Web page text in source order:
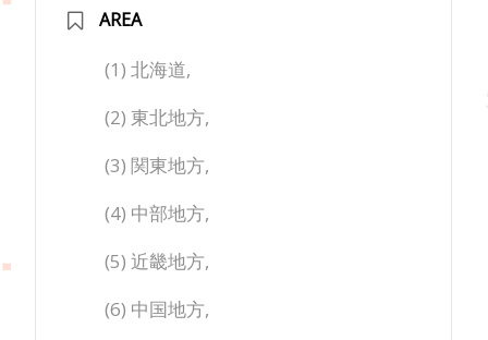
AREA
(1) 北海道,
(2) 東北地方,
(3) 関東地方,
(4) 中部地方,
(5) 近畿地方,
(6) 中国地方,